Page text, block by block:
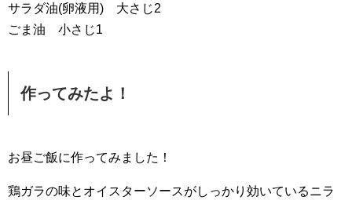
サラダ油(卵液用) 大さじ2
ごま油 小さじ1
作ってみたよ！
お昼ご飯に作ってみました！
鶏ガラの味とオイスターソースがしっかり効いているニラ